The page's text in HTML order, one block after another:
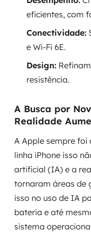
eficientes, com
Conectividade:
e Wi-Fi 6E.
Design:
resistência.
A Busca por
Realidade
A Apple sempre foi
linha iPhone isso
artificial (IA) e a
tornaram áreas de
isso no uso de IA
bateria e até
sistema